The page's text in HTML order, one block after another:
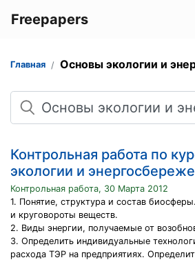
Freepapers
Главная Основы экологии и
Поиск
Контрольная работа по
экологии и
Контрольная работа, 30 Марта 2012
1. Понятие, структура и состав
и круговороты веществ.
2. Виды энергии, получаемые от
3. Определить индивидуальные
расхода ТЭР на предприятиях.